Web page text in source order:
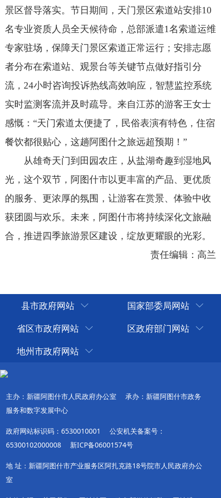
获团圆与欢乐。未来，阿图什市将持续深化文旅融
责任编辑：高兰
县市政府网站
国家部委局网站
省区市政府网站
区政府部门网站
地州市政府网站
主办：新疆阿图什市人民政府办公室
承办：新疆阿图什市政务
服务和数字发展中心
政府网站标识码：6530010001
公安机关备案号：
65300102000008
新ICP备06001574号
地 址：新疆阿图什市产业服务区阿扎克路18号院市人民政府办公
室